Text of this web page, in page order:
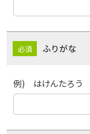
ふりがな
例) はけんたろう